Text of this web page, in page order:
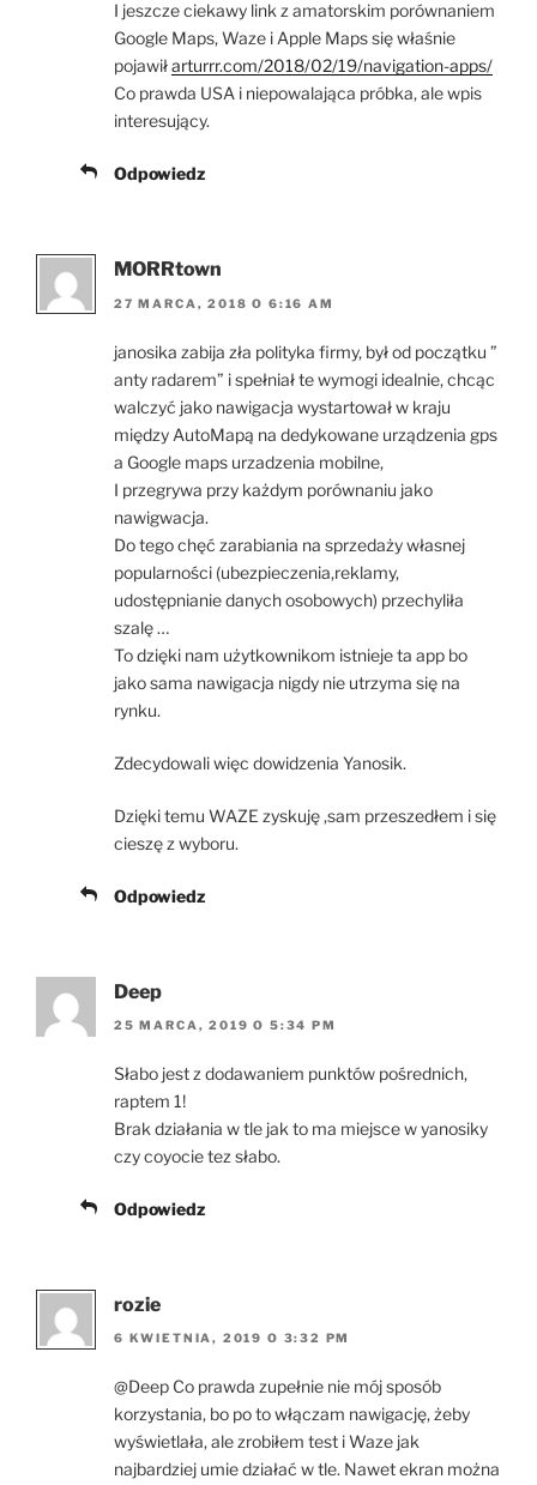
I jeszcze ciekawy link z amatorskim porównaniem
Google Maps, Waze i Apple Maps się właśnie
pojawiłarturrr.com/2018/02/19/navigation-apps/
Co prawda USA i niepowalająca próbka, ale wpis
interesujący.
Odpowiedz
MORRtown
27 MARCA, 2018 O 6:16 AM
janosika zabija zła polityka firmy, był od początku ”
anty radarem” i spełniał te wymogi idealnie, chcąc
walczyć jako nawigacja wystartował w kraju
między AutoMapą na dedykowane urządzenia gps
a Google maps urzadzenia mobilne,
I przegrywa przy każdym porównaniu jako
nawigwacja.
Do tego chęć zarabiania na sprzedaży własnej
popularności (ubezpieczenia,reklamy,
udostępnianie danych osobowych) przechyliła
szalę …
To dzięki nam użytkownikom istnieje ta app bo
jako sama nawigacja nigdy nie utrzyma się na
rynku.
Zdecydowali więc dowidzenia Yanosik.
Dzięki temu WAZE zyskuję ,sam przeszedłem i się
cieszę z wyboru.
Odpowiedz
Deep
25 MARCA, 2019 O 5:34 PM
Słabo jest z dodawaniem punktów pośrednich,
raptem 1!
Brak działania w tle jak to ma miejsce w yanosiky
czy coyocie tez słabo.
Odpowiedz
rozie
6 KWIETNIA, 2019 O 3:32 PM
@Deep Co prawda zupełnie nie mój sposób
korzystania, bo po to włączam nawigację, żeby
wyświetlała, ale zrobiłem test i Waze jak
najbardziej umie działać w tle. Nawet ekran można